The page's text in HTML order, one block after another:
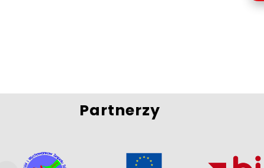
Partnerzy